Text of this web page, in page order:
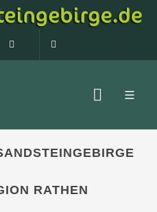
0160 99873408
RATHEN